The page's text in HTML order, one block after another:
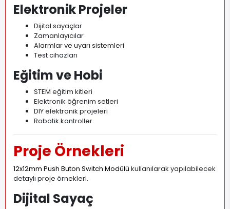
Elektronik Projeler
Dijital sayaçlar
Zamanlayıcılar
Alarmlar ve uyarı sistemleri
Test cihazları
Eğitim ve Hobi
STEM eğitim kitleri
Elektronik öğrenim setleri
DIY elektronik projeleri
Robotik kontroller
Proje Örnekleri
12x12mm Push Buton Switch Modülü kullanılarak yapılabilecek
detaylı proje örnekleri.
Dijital Sayaç